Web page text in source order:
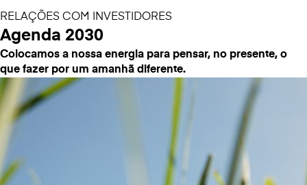
RELAÇÕES COM INVESTIDORES
Agenda 2030
Colocamos a nossa energia para pensar, no presente, o
que fazer por um amanhã diferente.